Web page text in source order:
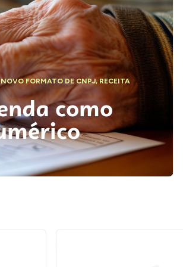
NOVO FORMATO DE CNPJ,RECEITA
como